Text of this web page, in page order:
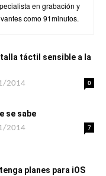
en grabación y
como 91minutos.
táctil sensible a la
2014 0
se sabe
2014 7
planes para iOS